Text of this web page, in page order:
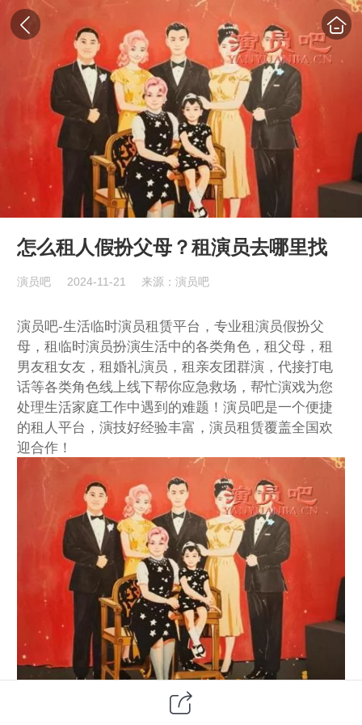
怎么租人假扮父母？租演员去哪里找
演员吧 2024-11-21 来源：演员吧
演员吧-生活临时演员租赁平台，专业租演员假扮父
母，租临时演员扮演生活中的各类角色，租父母，租
男友租女友，租婚礼演员，租亲友团群演，代接打电
话等各类角色线上线下帮你应急救场，帮忙演戏为您
处理生活家庭工作中遇到的难题！演员吧是一个便捷
的租人平台，演技好经验丰富，演员租赁覆盖全国欢
迎合作！